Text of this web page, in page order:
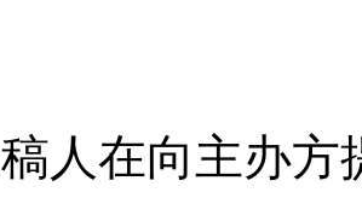
在向主办方